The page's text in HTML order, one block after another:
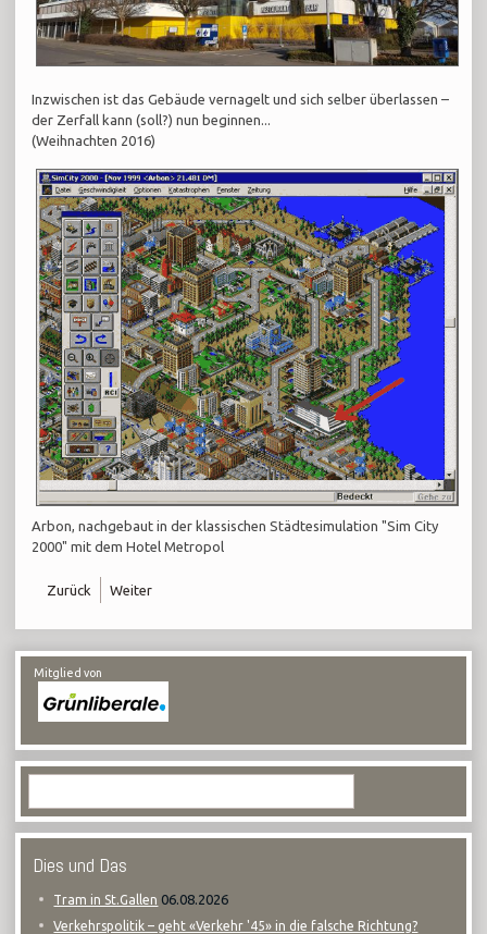
Inzwischen ist das Gebäude vernagelt und sich selber überlassen –
der Zerfall kann (soll?) nun beginnen...
(Weihnachten 2016)
Arbon, nachgebaut in der klassischen Städtesimulation "Sim City
2000" mit dem Hotel Metropol
Zurück Weiter
Mitglied von
Dies und Das
Tram in St.Gallen 06.08.2026
Verkehrspolitik – geht «Verkehr '45» in die falsche Richtung?